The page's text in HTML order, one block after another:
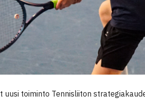
uusi toiminto Tennisliiton